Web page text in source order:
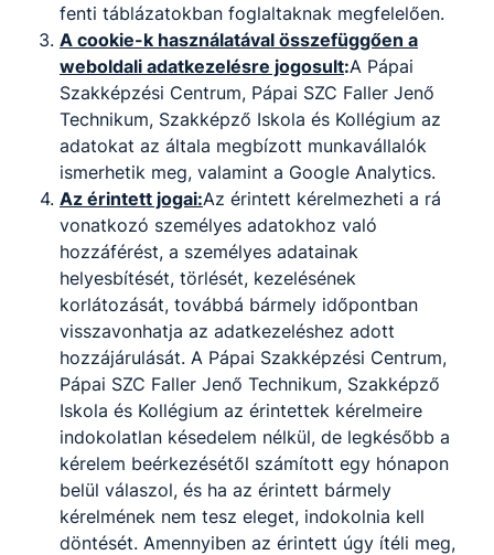
-
gladiator7371​
@gmail.com
Osztályfőnök:
-
Fogadó óra:
-
Borsos-Iker Noémi
Oktató
Idegen nyelv (Angol)
Rendészeti szakmai
idegen nyelv (Angol)
Munkavállalói idegen
nyelv
nimokka​@gmail.com
Osztályfőnök:
-
Fogadó óra:
fenti táblázatokban foglaltaknak megfelelően.
A cookie-k használatával összefüggően a
weboldali adatkezelésre jogosult:A Pápai
Szakképzési Centrum, Pápai SZC Faller Jenő
Technikum, Szakképző Iskola és Kollégium az
adatokat az általa megbízott munkavállalók
ismerhetik meg, valamint a Google Analytics.
Az érintett jogai:Az érintett kérelmezheti a rá
vonatkozó személyes adatokhoz való
hozzáférést, a személyes adatainak
helyesbítését, törlését, kezelésének
korlátozását, továbbá bármely időpontban
visszavonhatja az adatkezeléshez adott
hozzájárulását. A Pápai Szakképzési Centrum,
Pápai SZC Faller Jenő Technikum, Szakképző
Iskola és Kollégium az érintettek kérelmeire
indokolatlan késedelem nélkül, de legkésőbb a
kérelem beérkezésétől számított egy hónapon
belül válaszol, és ha az érintett bármely
kérelmének nem tesz eleget, indokolnia kell
döntését. Amennyiben az érintett úgy ítéli meg,